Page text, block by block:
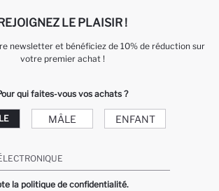
REJOIGNEZ LE PLAISIR !
newsletter et bénéficiez de 10% de réduction sur
votre premier achat !
qui faites-vous vos achats ?
MÂLE ENFANT
la politique de confidentialité.